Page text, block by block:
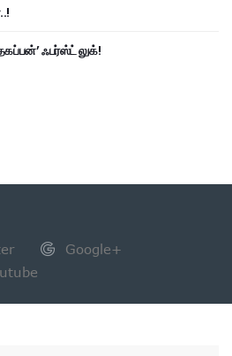
ஃபர்ஸ்ட் லுக்!
Google+